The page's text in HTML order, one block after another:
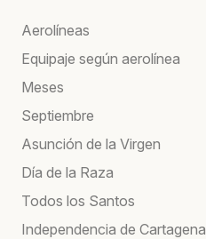
Aerolíneas
Equipaje según aerolínea
Meses
Septiembre
Asunción de la Virgen
Día de la Raza
Todos los Santos
Independencia de Cartagena